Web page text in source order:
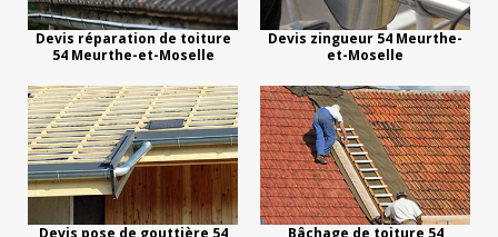
Devis réparation de toiture
54 Meurthe-et-Moselle
Devis zingueur 54 Meurthe-
et-Moselle
Devis pose de gouttière 54
Bâchage de toiture 54